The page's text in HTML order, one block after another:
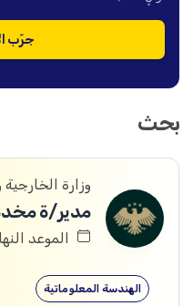
جرّب
بحث
وزارة
الموعد النهائي: 01/
الهندسة المعلوماتية